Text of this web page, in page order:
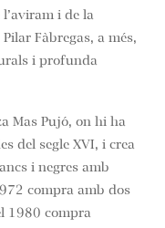
i de la
Fàbregas, a més,
i profunda
Mas Pujó, on hi ha
del segle XVI, i crea
i negres amb
compra amb dos
1980 compra